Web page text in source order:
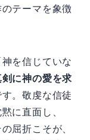
テーマを象徴
を信じていな
に神の愛を求
す。敬虔な信徒
に直面し、
屈折こそが、